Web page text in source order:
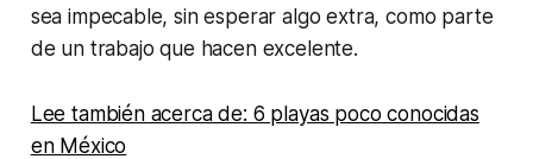
sea impecable, sin esperar algo extra, como parte
de un trabajo que hacen excelente.
Lee también acerca de: 6 playas poco conocidas
en México